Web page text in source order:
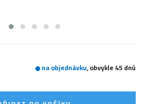
na objednávku, obvykle 45 dnů